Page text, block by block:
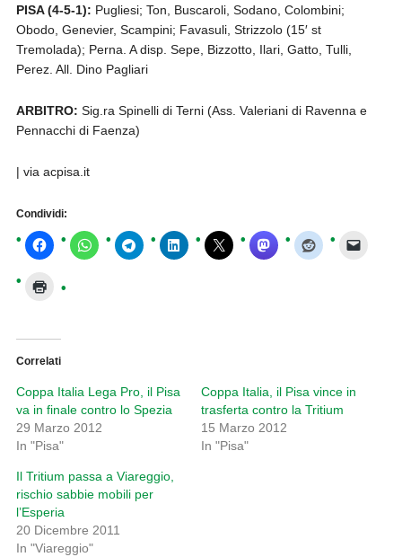
PISA (4-5-1): Pugliesi; Ton, Buscaroli, Sodano, Colombini;
Obodo, Genevier, Scampini; Favasuli, Strizzolo (15′ st
Tremolada); Perna. A disp. Sepe, Bizzotto, Ilari, Gatto, Tulli,
Perez. All. Dino Pagliari
ARBITRO: Sig.ra Spinelli di Terni (Ass. Valeriani di Ravenna e
Pennacchi di Faenza)
| via acpisa.it
Condividi:
Correlati
Coppa Italia Lega Pro, il Pisa
va in finale contro lo Spezia
29 Marzo 2012
In "Pisa"
Coppa Italia, il Pisa vince in
trasferta contro la Tritium
15 Marzo 2012
In "Pisa"
Il Tritium passa a Viareggio,
rischio sabbie mobili per
l’Esperia
20 Dicembre 2011
In "Viareggio"